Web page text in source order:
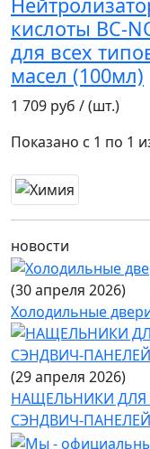
новости
(30 апреля 2026)
Холодильные
(29 апреля 2026)
НАЩЕЛЬНИКИ
СЭНДВИЧ-ПАНЕЛЕЙ
кислоты BC-
для всех
масел (100мл)
1 709 руб / (шт.)
Показано с 1 по 1